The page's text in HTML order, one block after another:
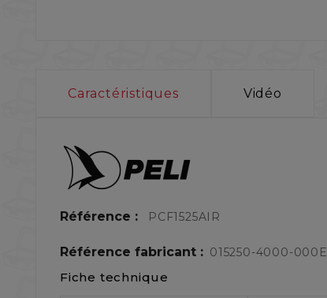
Caractéristiques Vidéo
Référence : PCF1525AIR
Référence fabricant : 015250-4000-000E
Fiche technique